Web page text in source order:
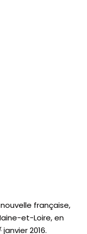
française,
et-Loire, en
janvier 2016.